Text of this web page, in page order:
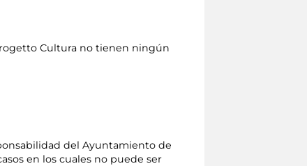
Cultura no tienen ningún
del Ayuntamiento de
en los cuales no puede ser